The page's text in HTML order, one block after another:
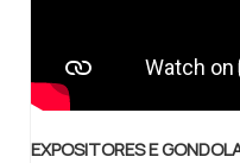
EXPOSITORES E